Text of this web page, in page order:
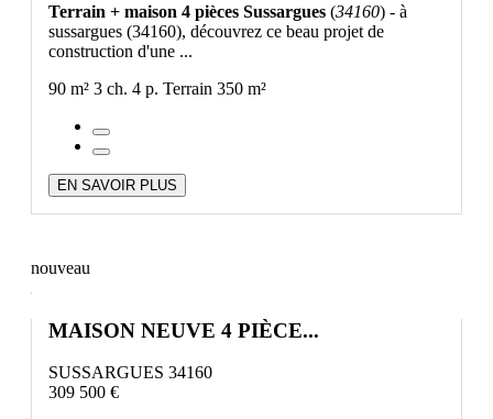
Terrain + maison 4 pièces Sussargues (34160) - à
sussargues (34160), découvrez ce beau projet de
construction d'une ...
90 m² 3 ch. 4 p. Terrain 350 m²
EN SAVOIR PLUS
nouveau
MAISON NEUVE 4 PIÈCE...
SUSSARGUES 34160
309 500 €